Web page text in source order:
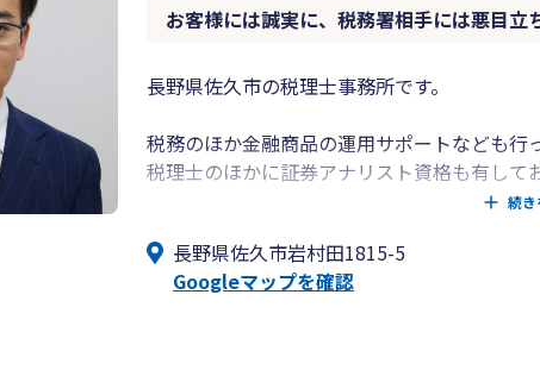
お客様には誠実に、税務署相手には悪目立
長野県佐久市の税理士事務所です。
税務のほか金融商品の運用サポートなども行
税理士のほかに証券アナリスト資格も有し
税務については通常の法人申告・確定申告の
す。
クラウド会計ソフトをメインで扱っており、
北陸新幹線佐久平駅や上信越道佐久インタ
続き
長野県佐久市岩村田1815-5
Googleマップを確認